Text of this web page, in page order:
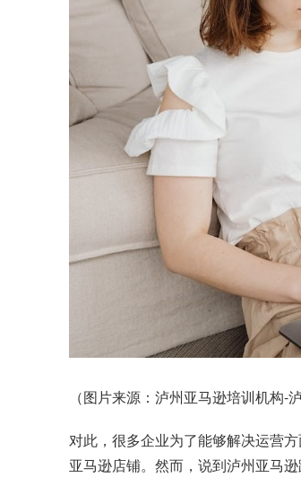
（图片来源：泸州亚马逊培训机构-
对此，很多企业为了能够解决运营
亚马逊店铺。然而，说到泸州亚马